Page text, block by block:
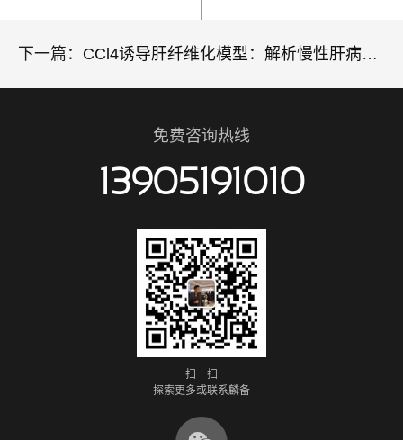
下一篇： CCl4诱导肝纤维化模型：解析慢性肝病向肝硬化演变的经典利器
免费咨询热线
13905191010
扫一扫
探索更多或联系麟备